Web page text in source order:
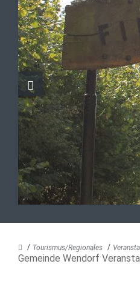
Tourismus/Regionales
Gemeinde Wendorf